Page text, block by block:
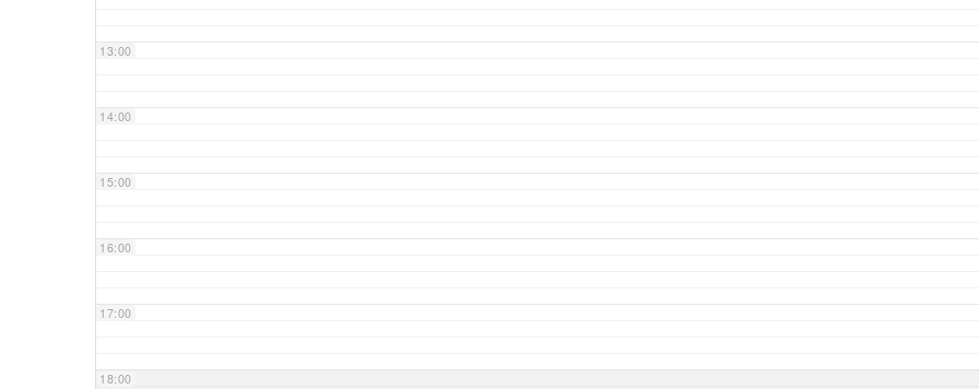
13:00
14:00
15:00
16:00
17:00
18:00